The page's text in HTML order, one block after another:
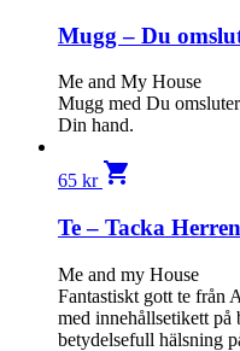
Mugg – Du
Me and My House
Mugg med Du
Din hand.
65 kr shopping_cart
Te – Tacka Herren
Me and my House
Fantastiskt gott te från
med innehållsetikett på
betydelsefull hälsning